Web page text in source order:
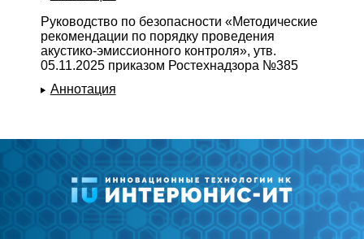
Руководство по безопасности «Методические
рекомендации по порядку проведения
акустико-эмиссионного контроля», утв.
05.11.2025 приказом Ростехнадзора №385
Аннотация